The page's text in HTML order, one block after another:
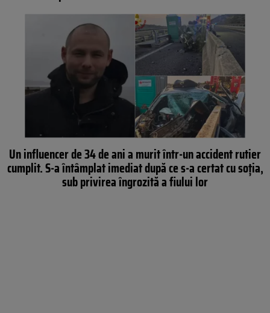
Un influencer de 34 de ani a murit într-un accident rutier
cumplit. S-a întâmplat imediat după ce s-a certat cu soția,
sub privirea îngrozită a fiului lor